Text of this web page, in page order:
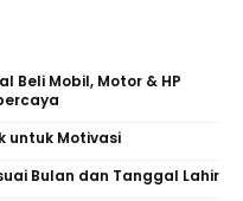
Beli Mobil, Motor & HP
untuk Motivasi
Bulan dan Tanggal Lahir